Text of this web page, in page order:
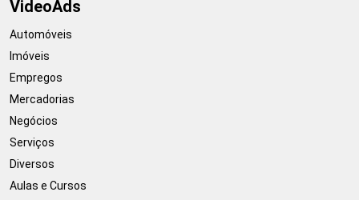
VideoAds
Automóveis
Imóveis
Empregos
Mercadorias
Negócios
Serviços
Diversos
Aulas e Cursos